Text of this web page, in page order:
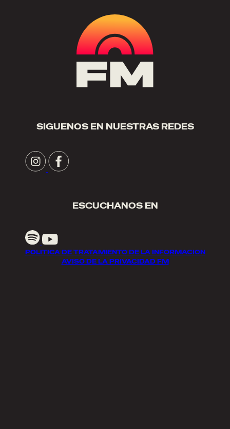
SIGUENOS EN NUESTRAS REDES
ESCUCHANOS EN
POLITICA DE TRATAMIENTO DE LA INFORMACION
AVISO DE LA PRIVACIDAD FM